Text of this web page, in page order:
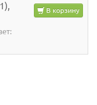
В корзину